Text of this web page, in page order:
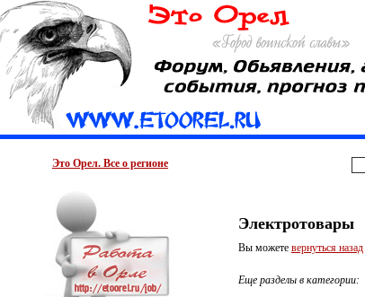
Это Орел. Все о регионе
Электротовары
Вы можете вернуться назад
Еще разделы в категории: